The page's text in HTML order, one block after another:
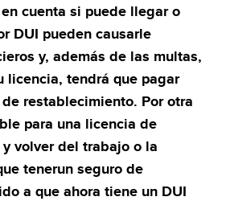
cuenta si puede llegar o
DUI pueden causarle
y, además de las multas,
licencia, tendrá que pagar
restablecimiento. Por otra
para una licencia de
volver del trabajo o la
tenerun seguro de
a que ahora tiene un DUI